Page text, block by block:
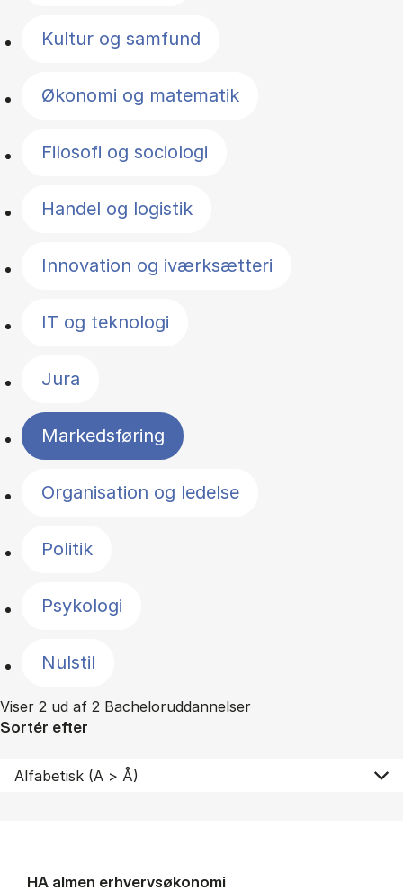
Kultur og samfund
Økonomi og matematik
Filosofi og sociologi
Handel og logistik
Innovation og iværksætteri
IT og teknologi
Jura
Markedsføring
Organisation og ledelse
Politik
Psykologi
Nulstil
Viser 2 ud af 2 Bacheloruddannelser
Sortér efter
HA al­men erhvervs­økonomi